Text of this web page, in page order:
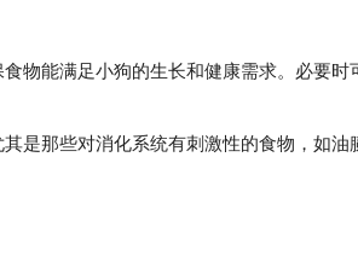
物能满足小狗的生长和健康需求。必要时
那些对消化系统有刺激性的食物，如油